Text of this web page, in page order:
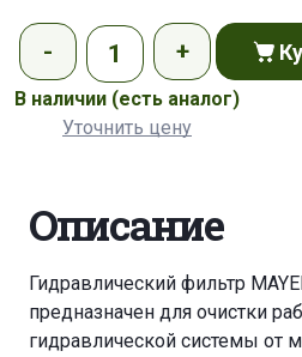
В наличии (есть аналог)
Уточнить цену
Описание
Гидравлический фильтр
предназначен для очистки
гидравлической системы от